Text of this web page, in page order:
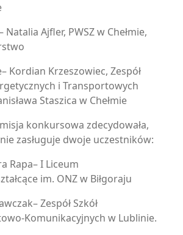
Natalia Ajfler, PWSZ w Chełmie,
Kordian Krzeszowiec, Zespół
i Transportowych
Staszica w Chełmie
konkursowa zdecydowała,
zasługuje dwoje uczestników:
Rapa– I Liceum
im. ONZ w Biłgoraju
Zespół Szkół
Komunikacyjnych w Lublinie.